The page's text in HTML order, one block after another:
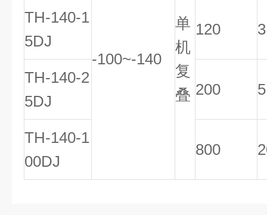
-100~-140
单
机
复
叠
TH-140-1
5DJ
120 3
TH-140-2
5DJ
200 5
TH-140-1
00DJ
800